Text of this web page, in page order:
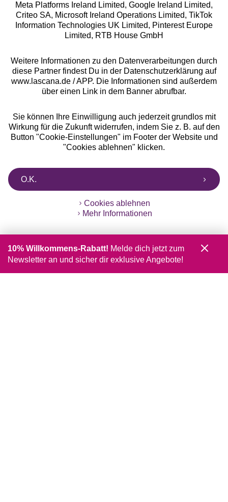
Alle Preise inkl. MwSt., zzgl.
Versandkosten
** Bonität vorausgesetzt, berechtigt zur Bonitätsprüfung
Meta Platforms Ireland Limited, Google Ireland Limited,
Criteo SA, Microsoft Ireland Operations Limited, TikTok
Information Technologies UK Limited, Pinterest Europe
Limited, RTB House GmbH
Weitere Informationen zu den Datenverarbeitungen durch
diese Partner findest Du in der Datenschutzerklärung auf
www.lascana.de / APP. Die Informationen sind außerdem
über einen Link in dem Banner abrufbar.
Sie können Ihre Einwilligung auch jederzeit grundlos mit
Wirkung für die Zukunft widerrufen, indem Sie z. B. auf den
Button "Cookie-Einstellungen" im Footer der Website und
"Cookies ablehnen" klicken.
O.K.
Cookies ablehnen
Mehr Informationen
10% Willkommens-Rabatt! Melde dich jetzt zum
Newsletter an und sicher dir exklusive Angebote!